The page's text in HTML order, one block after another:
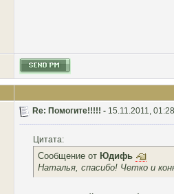
Re: Помогите!!!!! - 15.11.2011, 01:28
Цитата:
Сообщение от Юдифь
Наталья, спасибо! Четко и